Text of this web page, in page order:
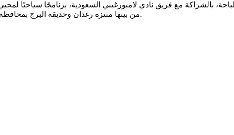
نفذت أمانة منطقة الباحة، بالشراكة مع فريق نادي لامبورغيني السعودية،
من بينها منتزه رغدان وحديقة البرج بمحافظة المندق، بما يعكس ما تزخر به المنطقة من مقومات طبيعية وسياحية.